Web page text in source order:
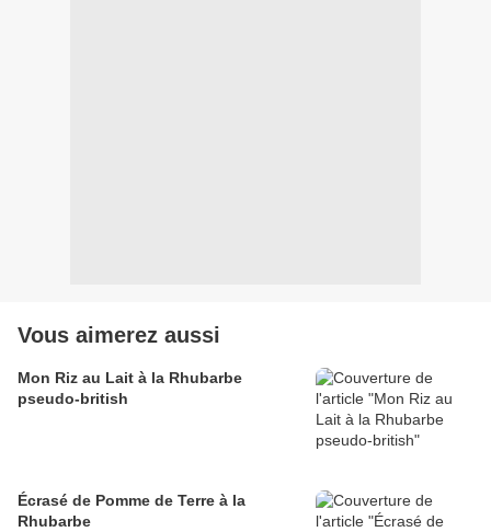
Vous aimerez aussi
Mon Riz au Lait à la Rhubarbe
pseudo-british
Écrasé de Pomme de Terre à la
Rhubarbe